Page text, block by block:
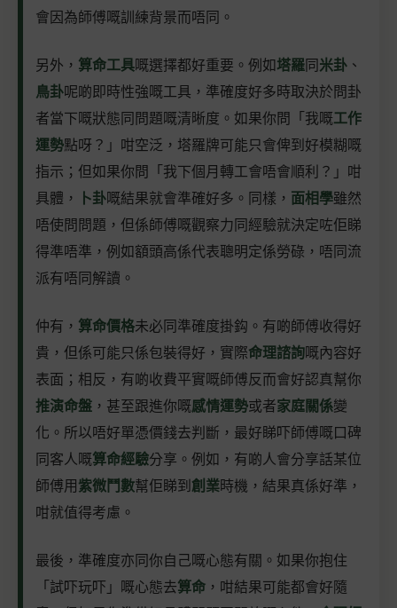
會因為師傅嘅訓練背景而唔同。
另外， 算命工具嘅選擇都好重要。例如塔羅同米卦 、
鳥卦呢啲即時性強嘅工具，準確度好多時取決於問卦
者當下嘅狀態同問題嘅清晰度。如果你問「我嘅工作
運勢點呀？」咁空泛，塔羅牌可能只會俾到好模糊嘅
指示；但如果你問「我下個月轉工會唔會順利？」咁
具體， 卜卦嘅結果就會準確好多。同樣， 面相學雖然
唔使問問題，但係師傅嘅觀察力同經驗就決定咗佢睇
得準唔準，例如額頭高係代表聰明定係勞碌，唔同流
派有唔同解讀。
仲有， 算命價格未必同準確度掛鈎。有啲師傅收得好
貴，但係可能只係包裝得好，實際命理諮詢嘅內容好
表面；相反，有啲收費平實嘅師傅反而會好認真幫你
推演命盤 ，甚至跟進你嘅感情運勢或者家庭關係變
化。所以唔好單憑價錢去判斷，最好睇吓師傅嘅口碑
同客人嘅算命經驗分享。例如，有啲人會分享話某位
師傅用紫微鬥數幫佢睇到創業時機，結果真係好準，
咁就值得考慮。
最後，準確度亦同你自己嘅心態有關。如果你抱住
「試吓玩吓」嘅心態去算命 ，咁結果可能都會好隨